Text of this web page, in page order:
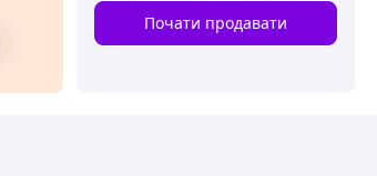
Почати продавати